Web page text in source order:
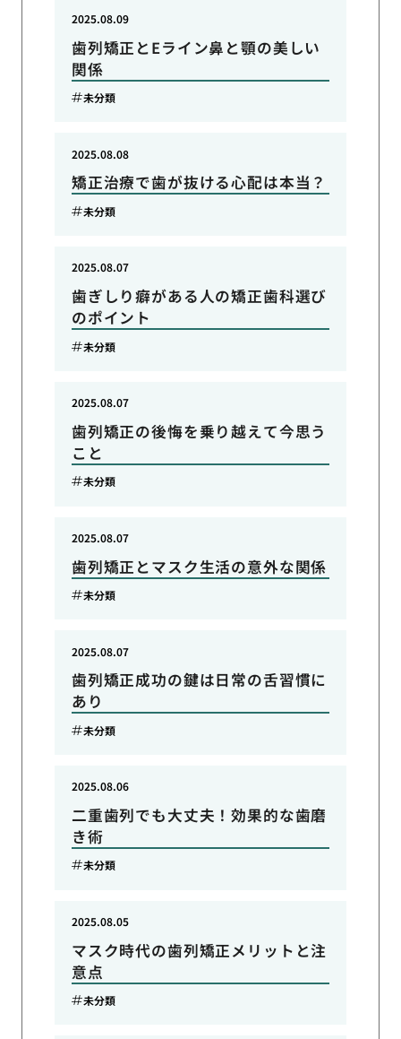
歯列矯正とEライン鼻と顎の美しい
関係
2025.08.09
未分類
矯正治療で歯が抜ける心配は本当？
2025.08.08
未分類
歯ぎしり癖がある人の矯正歯科選び
のポイント
2025.08.07
未分類
歯列矯正の後悔を乗り越えて今思う
こと
2025.08.07
未分類
歯列矯正とマスク生活の意外な関係
2025.08.07
未分類
歯列矯正成功の鍵は日常の舌習慣に
あり
2025.08.07
未分類
二重歯列でも大丈夫！効果的な歯磨
き術
2025.08.06
未分類
マスク時代の歯列矯正メリットと注
意点
2025.08.05
未分類